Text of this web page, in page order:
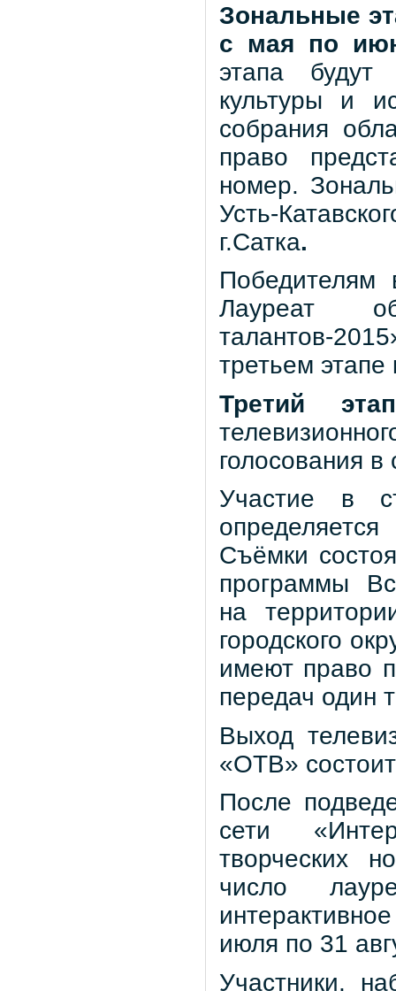
Зональные
с мая по
этапа будут
культуры и
собрания
право
номер.
Усть-
г.Сатка.
Победителям
Лауреат
талантов-
третьем этапе
Третий этап
голосования в
Участие в
Съёмки
программы
на
городского
имеют право
передач один
Выход
«ОТВ»
После
сети
творческих
число
июля по 31
Участники,